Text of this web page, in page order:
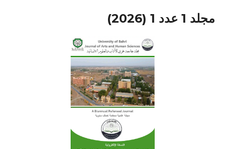
مجلد 1 عدد 1 (2026)